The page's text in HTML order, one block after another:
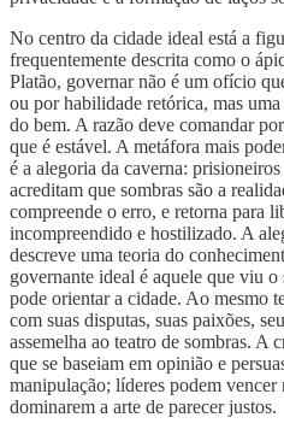
No centro da cidade ideal está a
frequentemente descrita como o
Platão, governar não é um ofício
ou por habilidade retórica, mas
do bem. A razão deve comandar
que é estável. A metáfora mais
é a alegoria da caverna:
acreditam que sombras são a
compreende o erro, e retorna para
incompreendido e hostilizado. A
descreve uma teoria do
governante ideal é aquele que viu
pode orientar a cidade. Ao mesmo
com suas disputas, suas paixões,
assemelha ao teatro de sombras. A
que se baseiam em opinião e
manipulação; líderes podem vencer
dominarem a arte de parecer justos.